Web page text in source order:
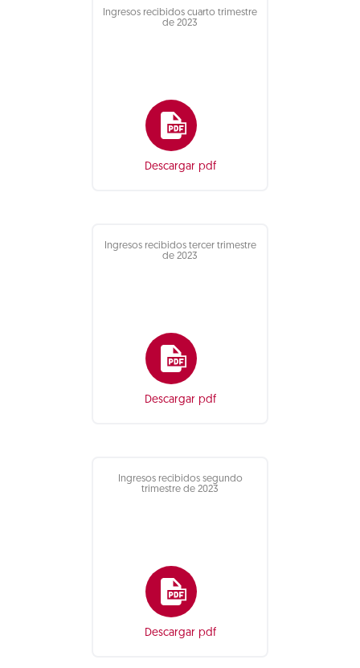
Ingresos recibidos cuarto trimestre
de 2023
Descargar pdf
Ingresos recibidos tercer trimestre
de 2023
Descargar pdf
Ingresos recibidos segundo
trimestre de 2023
Descargar pdf